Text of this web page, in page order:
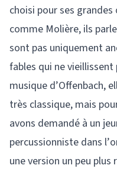
choisi pour ses
comme Molière, ils
sont pas uniquement
fables qui ne
musique d’Offenbach,
très classique, mais
avons demandé à un
percussionniste dans
une version un peu